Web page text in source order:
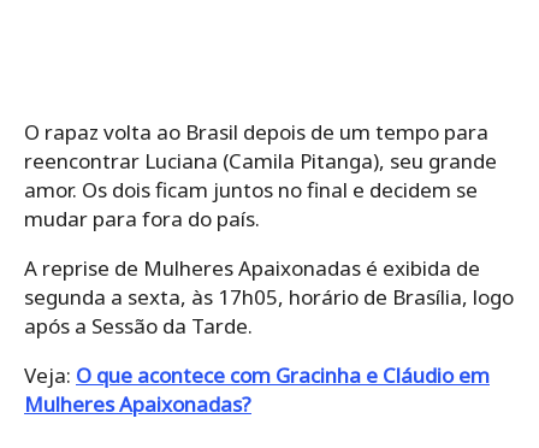
O rapaz volta ao Brasil depois de um tempo para
reencontrar Luciana (Camila Pitanga), seu grande
amor. Os dois ficam juntos no final e decidem se
mudar para fora do país.
A reprise de Mulheres Apaixonadas é exibida de
segunda a sexta, às 17h05, horário de Brasília, logo
após a Sessão da Tarde.
Veja: O que acontece com Gracinha e Cláudio em
Mulheres Apaixonadas?